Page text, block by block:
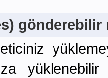
gönderebilir